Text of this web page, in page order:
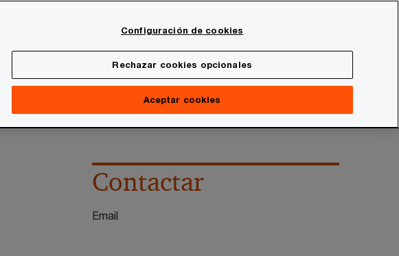
Contactar
Email
Configuración de cookies
Rechazar cookies opcionales
Aceptar cookies